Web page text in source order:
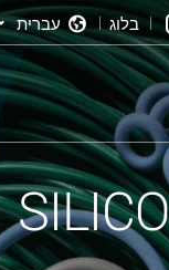
בלוג עברית